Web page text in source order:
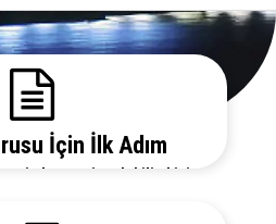
İçin İlk Adım
temin edebilir, bizi